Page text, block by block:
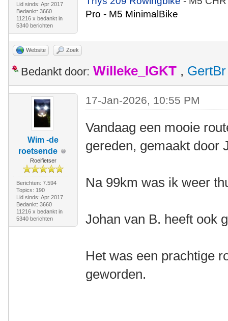
Lid sinds: Apr 2017
Bedankt: 3660
11216 x bedankt in
5340 berichten
Pro - M5 MinimalBike
Website Zoek
Bedankt door: Willeke_IGKT , GertBr
Wim -de
roetsende
Roeifietser
Berichten: 7.594
Topics: 190
Lid sinds: Apr 2017
Bedankt: 3660
11216 x bedankt in
5340 berichten
17-Jan-2026, 10:55 PM
Vandaag een mooie
gereden, gemaakt door
Na 99km was ik weer
Johan van B. heeft ook
Het was een prachtige
geworden.